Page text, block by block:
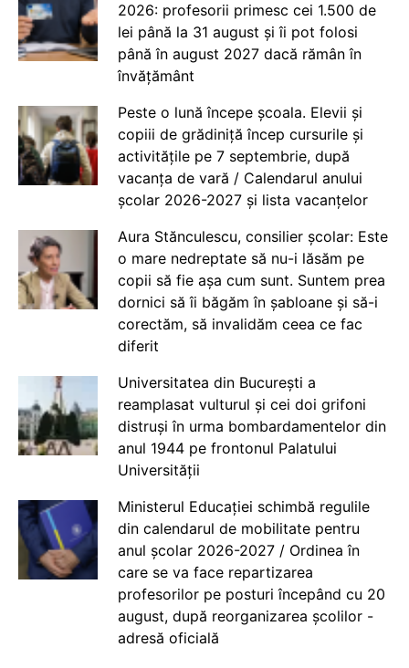
2026: profesorii primesc cei 1.500 de
lei până la 31 august și îi pot folosi
până în august 2027 dacă rămân în
învățământ
Peste o lună începe școala. Elevii și
copiii de grădiniță încep cursurile și
activitățile pe 7 septembrie, după
vacanța de vară / Calendarul anului
școlar 2026-2027 și lista vacanțelor
Aura Stănculescu, consilier școlar: Este
o mare nedreptate să nu-i lăsăm pe
copii să fie așa cum sunt. Suntem prea
dornici să îi băgăm în șabloane și să-i
corectăm, să invalidăm ceea ce fac
diferit
Universitatea din București a
reamplasat vulturul și cei doi grifoni
distruși în urma bombardamentelor din
anul 1944 pe frontonul Palatului
Universității
Ministerul Educației schimbă regulile
din calendarul de mobilitate pentru
anul școlar 2026-2027 / Ordinea în
care se va face repartizarea
profesorilor pe posturi începând cu 20
august, după reorganizarea școlilor -
adresă oficială